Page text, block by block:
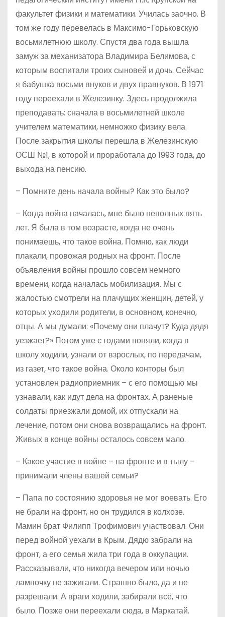
факультет физики и математики. Училась заочно. В
том же году перевелась в Максимо-Горьковскую
восьмилетнюю школу. Спустя два года вышла
замуж за механизатора Владимира Белимова, с
которым воспитали троих сыновей и дочь. Сейчас
я бабушка восьми внуков и двух правнуков. В 1971
году переехали в Железинку. Здесь продолжила
преподавать: сначала в восьмилетней школе
учителем математики, немножко физику вела.
После закрытия школы перешла в Железинскую
ОСШ №1, в которой и проработала до 1993 года, до
выхода на пенсию.
– Помните день начала войны? Как это было?
– Когда война началась, мне было неполных пять
лет. Я была в том возрасте, когда не очень
понимаешь, что такое война. Помню, как люди
плакали, провожая родных на фронт. После
объявления войны прошло совсем немного
времени, когда началась мобилизация. Мы с
жалостью смотрели на плачущих женщин, детей, у
которых уходили родители, в основном, конечно,
отцы. А мы думали: «Почему они плачут? Куда дядя
уезжает?» Потом уже с годами поняли, когда в
школу ходили, узнали от взрослых, по передачам,
из газет, что такое вой­на. Около конторы был
установлен радиоприемник – с его помощью мы
узнавали, как идут дела на фронтах. А раненые
солдаты приезжали домой, их отпускали на
лечение, потом они снова возвращались на фронт.
Живых в конце войны осталось совсем мало.
– Какое участие в войне – на фронте и в тылу –
принимали члены вашей семьи?
– Папа по состоянию здоровья не мог воевать. Его
не брали на фронт, но он трудился в колхозе.
Мамин брат Филипп Трофимович участвовал. Они
перед войной уехали в Крым. Дядю забрали на
фронт, а его семья жила три года в оккупации.
Рассказывали, что никогда вечером или ночью
лампочку не зажигали. Страшно было, да и не
разрешали. А враги ходили, забирали всё, что
было. Позже они переехали сюда, в Маркатай.